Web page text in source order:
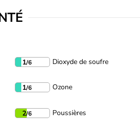
1/6 Dioxyde de soufre
1/6 Ozone
2/6 Poussières